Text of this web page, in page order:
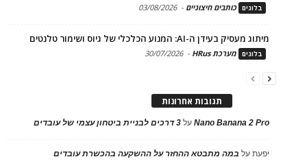
בלוגים כותבים חיצוניים -
03/08/2026
מיתוג מעסיק בעידן ה-AI: המנוע הכלכלי של גיוס ושימור טלנטים
בלוגים מערכת HRus -
30/07/2026
תגובות אחרונות
Nano Banana 2 Proעל 3 דרכים לבניית ביטחון עצמי של עובדים
יפעתעל במה מתבטא ההחזר על ההשקעה בהכשרת עובדים